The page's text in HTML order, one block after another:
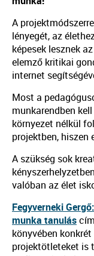
A
lényegét, az
képesek lesznek
elemző kritikai
internet
Most a
munkarendben
környezet nélkül
projektben, hiszen
A szükség sok
valóban az élet
Fegyverneki
munka tanulás
könyvében konkrét
projektötleteket is